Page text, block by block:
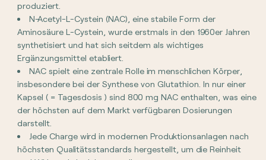
produziert.
N-Acetyl-L-Cystein (NAC), eine stabile Form der
Aminosäure L-Cystein, wurde erstmals in den 1960er Jahren
synthetisiert und hat sich seitdem als wichtiges
Ergänzungsmittel etabliert.
NAC spielt eine zentrale Rolle im menschlichen Körper,
insbesondere bei der Synthese von Glutathion. In nur einer
Kapsel ( = Tagesdosis ) sind 800 mg NAC enthalten, was eine
der höchsten auf dem Markt verfügbaren Dosierungen
darstellt.
Jede Charge wird in modernen Produktionsanlagen nach
höchsten Qualitätsstandards hergestellt, um die Reinheit